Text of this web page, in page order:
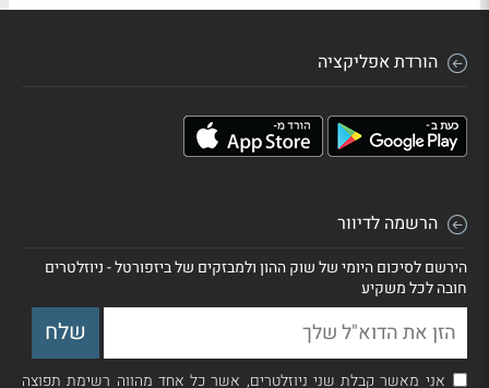
הורדת אפליקציה
הרשמה לדיוור
הירשם לסיכום היומי של שוק ההון ולמבזקים של ביזפורטל - ניוזלטרים
חובה לכל משקיע
אני מאשר קבלת שני ניוזלטרים, אשר כל אחד מהווה רשימת תפוצה